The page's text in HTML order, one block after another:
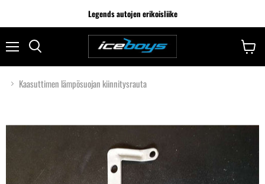
Legends autojen erikoisliike
Kaasuttimen lämpösuojan kiinnitysrauta